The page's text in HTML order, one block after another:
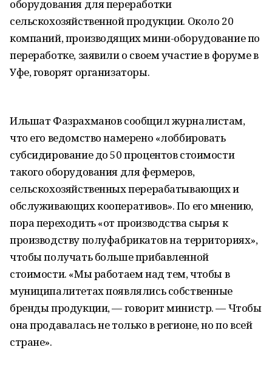
оборудования для переработки
сельскохозяйственной продукции. Около 20
компаний, производящих мини-оборудование по
переработке, заявили о своем участие в форуме в
Уфе, говорят организаторы.
Ильшат Фазрахманов сообщил журналистам,
что его ведомство намерено «лоббировать
субсидирование до 50 процентов стоимости
такого оборудования для фермеров,
сельскохозяйственных перерабатывающих и
обслуживающих кооперативов». По его мнению,
пора переходить «от производства сырья к
производству полуфабрикатов на территориях»,
чтобы получать больше прибавленной
стоимости. «Мы работаем над тем, чтобы в
муниципалитетах появлялись собственные
бренды продукции, — говорит министр. — Чтобы
она продавалась не только в регионе, но по всей
стране».